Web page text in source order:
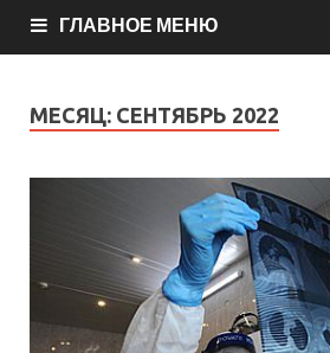
ГЛАВНОЕ МЕНЮ
МЕСЯЦ: СЕНТЯБРЬ 2022